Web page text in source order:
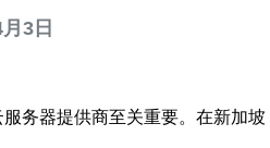
3日
务器提供商至关重要。在新加